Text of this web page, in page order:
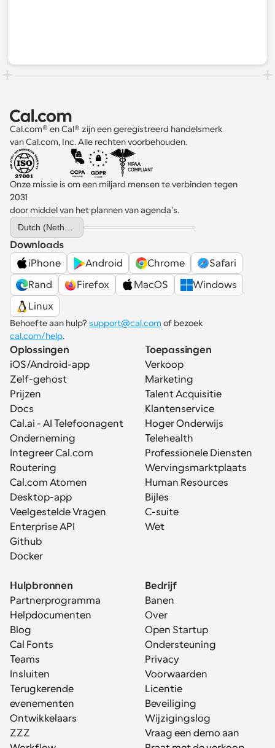
Cal.com® en Cal® zijn een geregistreerd handelsmerk
van Cal.com, Inc. Alle rechten voorbehouden.
Onze missie is om een miljard mensen te verbinden tegen
2031
door middel van het plannen van agenda's.
Select Language
Downloads
iPhone
Android Chrome
Safari
Rand
Firefox MacOS
Windows
Linux
Behoefte aan hulp? support@cal.com
cal.com/help.
Oplossingen
iOS/Android-app
Zelf-gehost
Prijzen
Docs
Cal.ai - AI Telefoonagent
Onderneming
Integreer Cal.com
Routering
Cal.com Atomen
Desktop-app
Veelgestelde Vragen
Enterprise API
Github
Docker
Toepassingen
Verkoop
Marketing
Talent Acquisitie
Klantenservice
Hoger Onderwijs
Telehealth
Professionele Diensten
Wervingsmarktplaats
Human Resources
Bijles
C-suite
Wet
Hulpbronnen
Partnerprogramma
Helpdocumenten
Blog
Cal Fonts
Teams
Insluiten
Terugkerende
evenementen
Ontwikkelaars
ZZZ
Bedrijf
Banen
Over
Open Startup
Ondersteuning
Privacy
Voorwaarden
Licentie
Beveiliging
Wijzigingslog
Vraag een demo aan